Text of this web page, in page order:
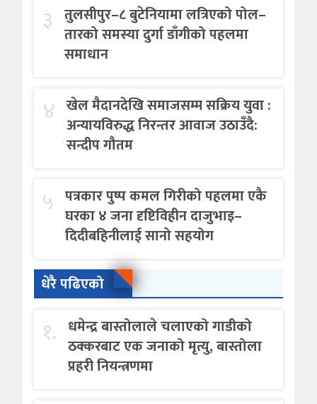
३ तुलसीपुर–८ बुटेनियामा लत्रिएको पोल–
तारको समस्या दुर्गा डाँगीको पहलमा
समाधान
४ खेल मैदानदेखि समाजसम्म सक्रिय युवा :
अन्यायविरुद्ध निरन्तर आवाज उठाउँदै:
सन्दीप गौतम
५ पत्रकार पुष्प कमल गिरीको पहलमा एकै
घरका ४ जना दृष्टिविहीन दाजुभाइ–
दिदीबहिनीलाई सानो सहयोग
धेरै पढिएको
१. धमेन्द्र बास्तोलाले चलाएको गाडीको
ठक्करबाट एक जनाको मृत्यु, बास्तोला
प्रहरी नियन्त्रणमा